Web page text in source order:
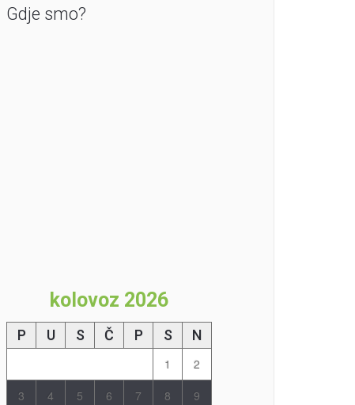
Gdje smo?
kolovoz 2026
P U S Č P S N
1
2
3
4 5 6 7 8
9